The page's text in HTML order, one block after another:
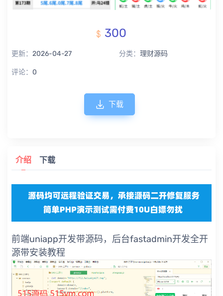
300
更新： 2026-04-27 分类： 理财源码
评论： 0
下载
介绍 下载
前端uniapp开发带源码，后台fastadmin开发全开
源带安装教程